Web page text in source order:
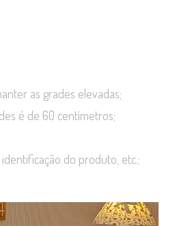
as grades elevadas;
é de 60 centímetros;
do produto, etc.;